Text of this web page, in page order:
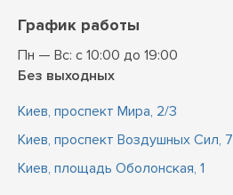
График работы
Пн — Вс: с 10:00 до 19:00
Без выходных
Киев, проспект Мира, 2/3
Киев, проспект Воздушных Сил, 7
Киев, площадь Оболонская, 1